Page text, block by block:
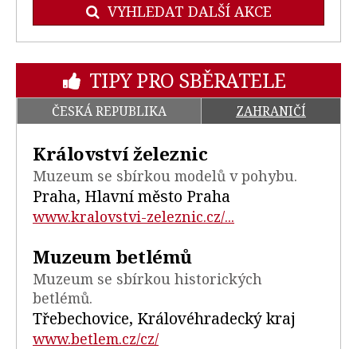
VYHLEDAT DALŠÍ AKCE
TIPY PRO SBĚRATELE
ČESKÁ REPUBLIKA ZAHRANIČÍ
Království železnic
Muzeum se sbírkou modelů v pohybu.
Praha, Hlavní město Praha
www.kralovstvi-zeleznic.cz/...
Muzeum betlémů
Muzeum se sbírkou historických
betlémů.
Třebechovice, Královéhradecký kraj
www.betlem.cz/cz/